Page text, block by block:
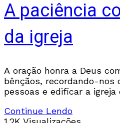
A paciência
da igreja
A oração honra a Deus
bênçãos, recordando-nos
pessoas e edificar a igreja
Continue Lendo